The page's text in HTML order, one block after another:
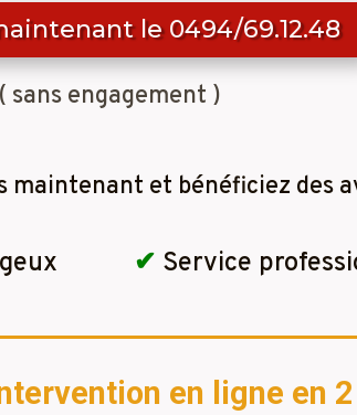
le 0494/69.12.48
( sans engagement )
maintenant et bénéficiez des
✔ Service
en ligne en